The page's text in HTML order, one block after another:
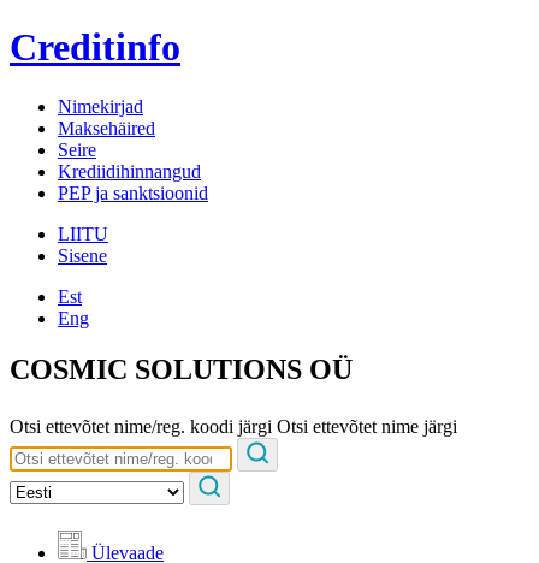
Creditinfo
Nimekirjad
Maksehäired
Seire
Krediidihinnangud
PEP ja sanktsioonid
LIITU
Sisene
Est
Eng
COSMIC SOLUTIONS OÜ
Otsi ettevõtet nime/reg. koodi järgi Otsi ettevõtet nime järgi
Ülevaade